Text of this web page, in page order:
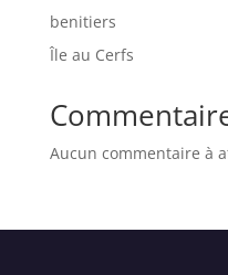
benitiers
Île au Cerfs
Aucun commentaire à